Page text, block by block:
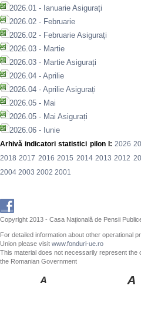
2026.01 - Ianuarie Asigurați
2026.02 - Februarie
2026.02 - Februarie Asigurați
2026.03 - Martie
2026.03 - Martie Asigurați
2026.04 - Aprilie
2026.04 - Aprilie Asigurați
2026.05 - Mai
2026.05 - Mai Asigurați
2026.06 - Iunie
Arhivă indicatori statistici pilon I: 2026
2018 2017 2016 2015 2014 2013 2012
2004 2003 2002 2001
Copyright 2013 - Casa Națională de Pensii
For detailed information about other operational
Union please visit www.fonduri-ue.ro
This material does not necessarily represent the
the Romanian Government